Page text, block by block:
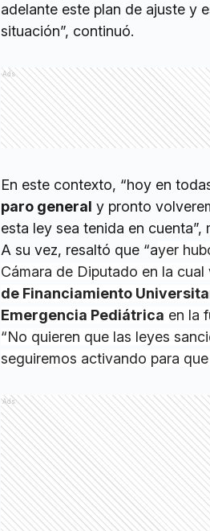
adelante este plan de ajuste y
situación”, continuó.
Ads
En este contexto, “hoy en
paro general y pronto
esta ley sea tenida en cuenta”,
A su vez, resaltó que “ayer
Cámara de Diputado en la
de Financiamiento
Emergencia Pediátrica en la
“No quieren que las leyes
seguiremos activando para
Ads